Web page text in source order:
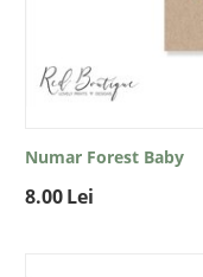
Numar Forest Baby
8.00Lei